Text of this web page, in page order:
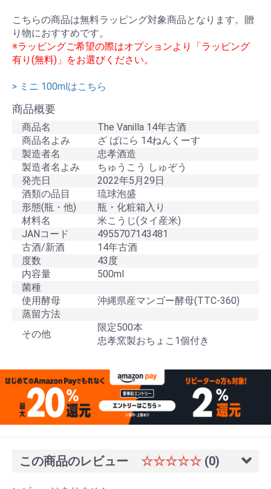
こちらの商品は無料ラッピング対象商品となります。贈
り物におすすめです。
※ラッピングご希望の際はオプションより「ラッピング
有り(無料)」をお選びください。
> ミニ 100mlはこちら
商品概要
商品名
The Vanilla 14年古酒
商品名よみ
ざ ばにら 14ねんくーす
製造者名
忠孝酒造
製造者名よみ
ちゅうこう しゅぞう
発売日
2022年5月29日
酒類の品目
琉球泡盛
形態(瓶・他)
瓶・化粧箱入り
材料名
米こうじ(タイ産米)
JANコード
4955707143481
古酒/新酒
14年古酒
度数
43度
内容量
500ml
菌種
使用酵母
沖縄県産マンゴー酵母(TTC-360)
蒸留方法
その他
限定500本
忠孝窯製おちょこ1個付き
この商品のレビュー ☆☆☆☆☆ (0)